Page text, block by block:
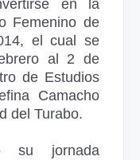
en la
Femenino de
el cual se
al 2 de
de Estudios
Camacho
del Turabo.
su jornada